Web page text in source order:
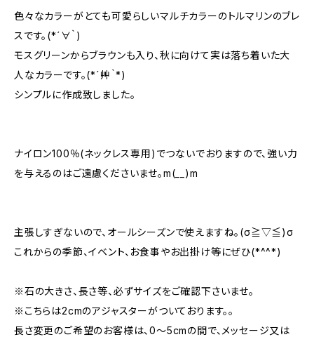
色々なカラーがとても可愛らしいマルチカラーのトルマリンのブレ
スです。(*´∀｀)
モスグリーンからブラウンも入り、秋に向けて実は落ち着いた大
人なカラーです。(*´艸｀*)
シンプルに作成致しました。
ナイロン100％(ネックレス専用)でつないでおりますので、強い力
を与えるのはご遠慮くださいませ。m(__)m
主張しすぎないので、オールシーズンで使えますね。(σ≧▽≦)σ
これからの季節、イベント、お食事やお出掛け等にぜひ(*^^*)
※石の大きさ、長さ等、必ずサイズをご確認下さいませ。
※こちらは2cmのアジャスターがついております。。
長さ変更のご希望のお客様は、0～5cmの間で、メッセージ又は